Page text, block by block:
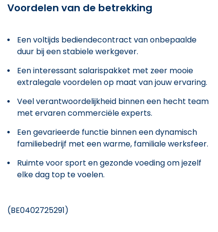
Voordelen van de betrekking
Een voltijds bediendecontract van onbepaalde
duur bij een stabiele werkgever.
Een interessant salarispakket met zeer mooie
extralegale voordelen op maat van jouw ervaring.
Veel verantwoordelijkheid binnen een hecht team
met ervaren commerciële experts.
Een gevarieerde functie binnen een dynamisch
familiebedrijf met een warme, familiale werksfeer.
Ruimte voor sport en gezonde voeding om jezelf
elke dag top te voelen.
(BE0402725291)